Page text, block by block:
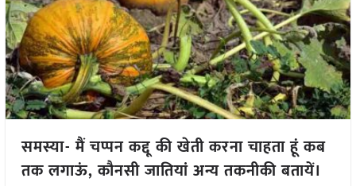
समस्या- मैं चप्पन कद्दू की खेती करना चाहता हूं कब
तक लगाऊं, कौनसी जातियां अन्य तकनीकी बतायें।